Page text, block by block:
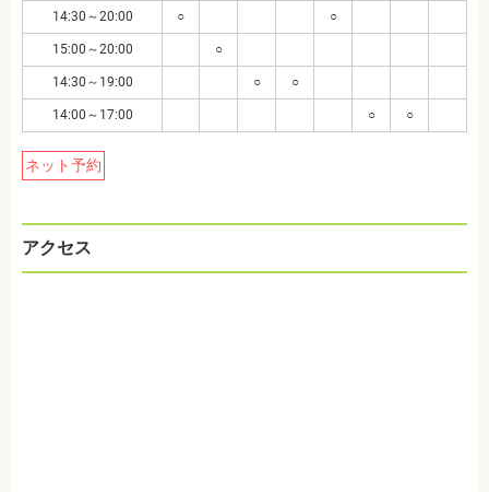
14:30～20:00 ○ ○
15:00～20:00 ○
14:30～19:00 ○ ○
14:00～17:00 ○ ○
ネット予約
アクセス